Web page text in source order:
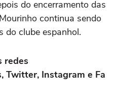
do encerramento das
continua sendo
do clube espanhol.
redes
Twitter, Instagram e Fa